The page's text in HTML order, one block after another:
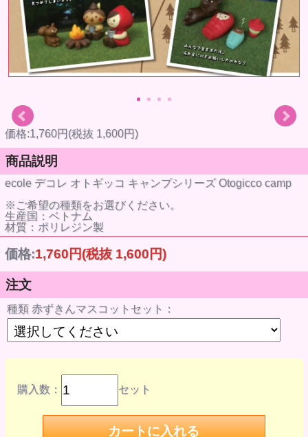
価格:1,760円(税抜 1,600円)
商品説明
ecole デコレ オトギッコ キャンプシリーズ Otogicco camp
※ご希望の種類をお選びください。
生産国：ベトナム
材質：ポリレジン製
価格:1,760円(税抜 1,600円)
注文
種類 赤ずきんマスコットセット：
購入数： セット